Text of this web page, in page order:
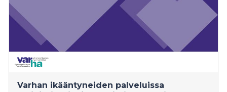
Varhan ikääntyneiden palveluissa